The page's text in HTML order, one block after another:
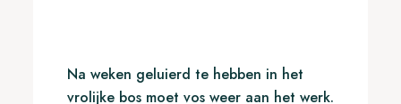
Na weken geluierd te hebben in het
vrolijke bos moet vos weer aan het werk.